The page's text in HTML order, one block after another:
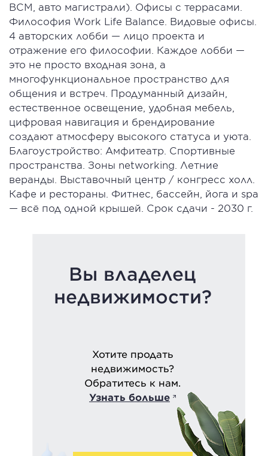
ВСМ, авто магистрали). Офисы с террасами.
Философия Work Life Balance. Видовые офисы.
4 авторских лобби — лицо проекта и
отражение его философии. Каждое лобби —
это не просто входная зона, а
многофункциональное пространство для
общения и встреч. Продуманный дизайн,
естественное освещение, удобная мебель,
цифровая навигация и брендирование
создают атмосферу высокого статуса и уюта.
Благоустройство: Амфитеатр. Спортивные
пространства. Зоны networking. Летние
веранды. Выставочный центр / конгресс холл.
Кафе и рестораны. Фитнес, бассейн, йога и spa
— всё под одной крышей. Срок сдачи - 2030 г.
Вы владелец
недвижимости?
Хотите продать
недвижимость?
Обратитесь к нам.
Узнать больше